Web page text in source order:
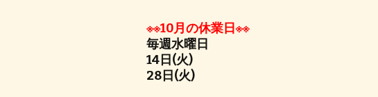
※※10月の休業日※※
毎週水曜日
14日(火)
28日(火)